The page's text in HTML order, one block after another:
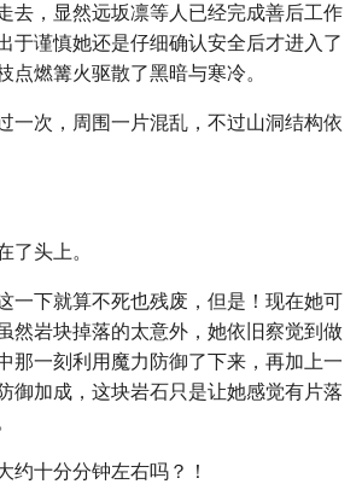
去，显然远坂凛等人已经完成善后工作
于谨慎她还是仔细确认安全后才进入了
点燃篝火驱散了黑暗与寒冷。
一次，周围一片混乱，不过山洞结构依
了头上。
一下就算不死也残废，但是！现在她可
然岩块掉落的太意外，她依旧察觉到做
那一刻利用魔力防御了下来，再加上一
御加成，这块岩石只是让她感觉有片落
约十分分钟左右吗？！